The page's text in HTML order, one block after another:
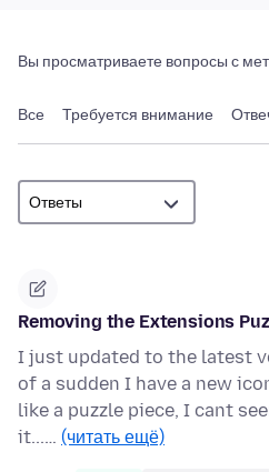
Вы просматриваете вопросы с
Все Требуется внимание
Removing the Extensions
I just updated to the latest
of a sudden I have a new
like a puzzle piece, I cant
it...… (читать ещё)